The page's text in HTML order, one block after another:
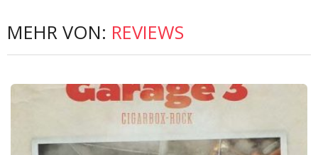
MEHR VON: REVIEWS